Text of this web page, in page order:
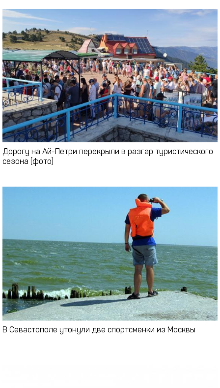
Дорогу на Ай-Петри перекрыли в разгар туристического
сезона (фото)
В Севастополе утонули две спортсменки из Москвы